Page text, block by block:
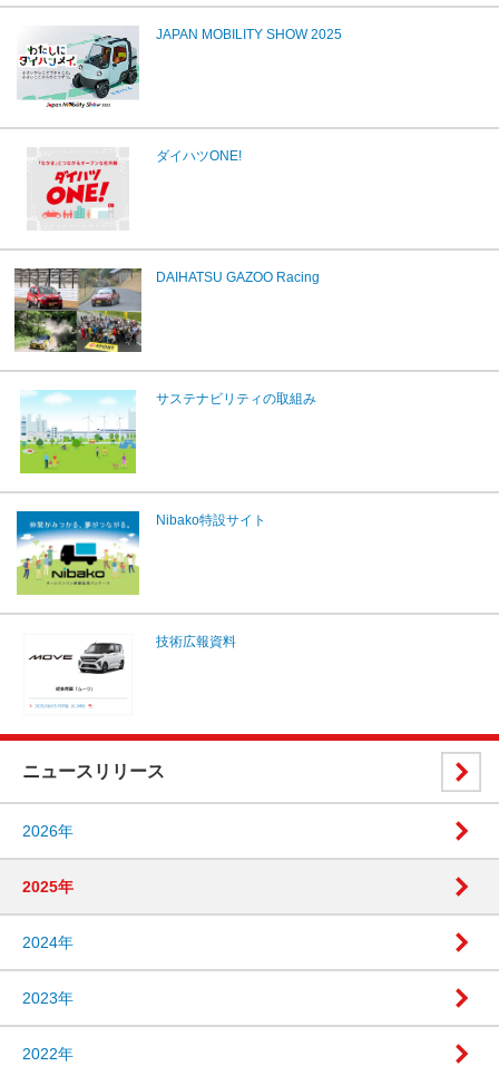
JAPAN MOBILITY SHOW 2025
ダイハツONE!
DAIHATSU GAZOO Racing
サステナビリティの取組み
Nibako特設サイト
技術広報資料
ニュースリリース
2026年
2025年
2024年
2023年
2022年